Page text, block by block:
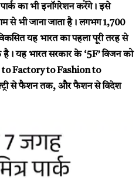
का भी इनॉगरेशन करेंगे। इसे
से भी जाना जाता है। लगभग 1,700
यह भारत का पहला पूरी तरह से
यह भारत सरकार के ‘5F’ विजन को
to Factory to Fashion to
से फैशन तक, और फैशन से विदेश